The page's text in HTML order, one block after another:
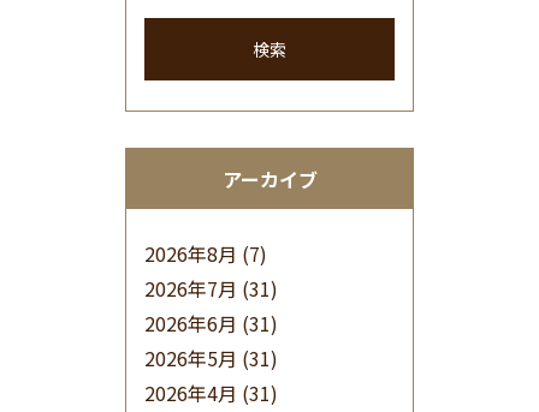
検索
アーカイブ
2026年8月 (7)
2026年7月 (31)
2026年6月 (31)
2026年5月 (31)
2026年4月 (31)